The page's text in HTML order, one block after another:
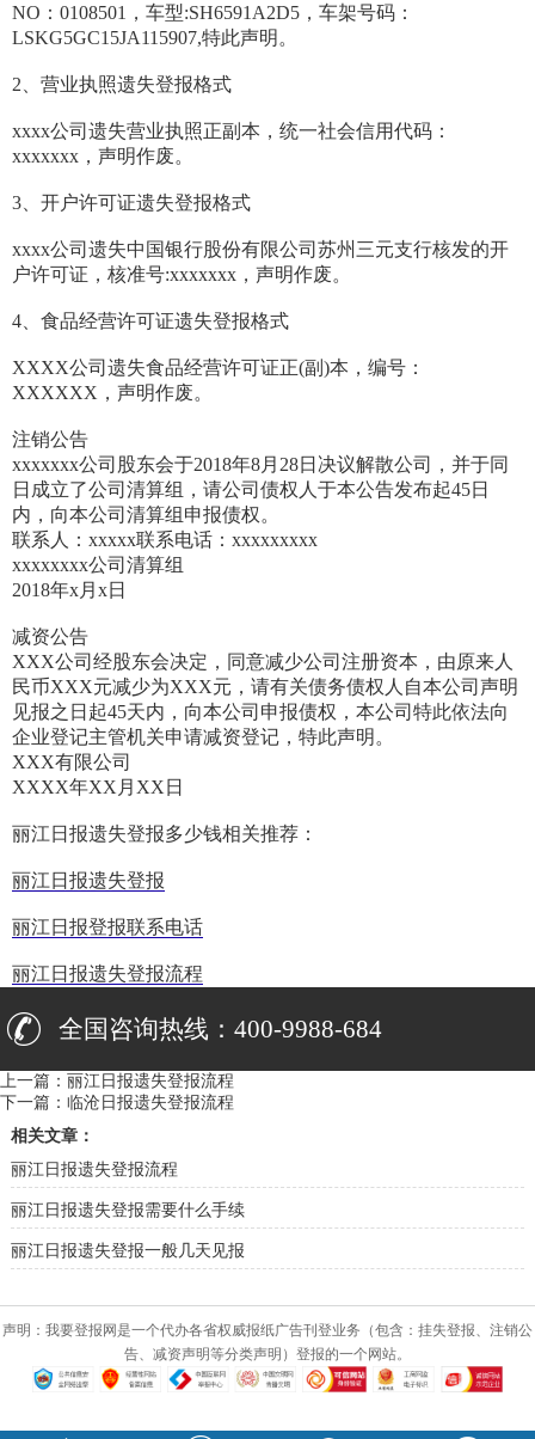
NO：0108501，车型:SH6591A2D5，车架号码：
LSKG5GC15JA115907,特此声明。
2、营业执照遗失登报格式
xxxx公司遗失营业执照正副本，统一社会信用代码：
xxxxxxx，声明作废。
3、开户许可证遗失登报格式
xxxx公司遗失中国银行股份有限公司苏州三元支行核发的开
户许可证，核准号:xxxxxxx，声明作废。
4、食品经营许可证遗失登报格式
XXXX公司遗失食品经营许可证正(副)本，编号：
XXXXXX，声明作废。
注销公告
xxxxxxx公司股东会于2018年8月28日决议解散公司，并于同
日成立了公司清算组，请公司债权人于本公告发布起45日
内，向本公司清算组申报债权。
联系人：xxxxx联系电话：xxxxxxxxx
xxxxxxxx公司清算组
2018年x月x日
减资公告
XXX公司经股东会决定，同意减少公司注册资本，由原来人
民币XXX元减少为XXX元，请有关债务债权人自本公司声明
见报之日起45天内，向本公司申报债权，本公司特此依法向
企业登记主管机关申请减资登记，特此声明。
XXX有限公司
XXXX年XX月XX日
丽江日报遗失登报多少钱相关推荐：
丽江日报遗失登报
丽江日报登报联系电话
丽江日报遗失登报流程
全国咨询热线：400-9988-684
上一篇： 丽江日报遗失登报流程
下一篇： 临沧日报遗失登报流程
相关文章：
丽江日报遗失登报流程
丽江日报遗失登报需要什么手续
丽江日报遗失登报一般几天见报
声明：我要登报网是一个代办各省权威报纸广告刊登业务（包含：挂失登报、注销公
告、减资声明等分类声明）登报的一个网站。